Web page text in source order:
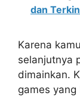
dan
Karena
selanjutnya
dimainkan.
games